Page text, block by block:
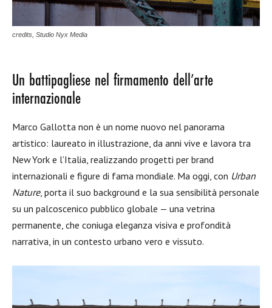
credits, Studio Nyx Media
Un battipagliese nel firmamento dell’arte
internazionale
Marco Gallotta non è un nome nuovo nel panorama
artistico: laureato in illustrazione, da anni vive e lavora tra
New York e l’Italia, realizzando progetti per brand
internazionali e figure di fama mondiale. Ma oggi, con Urban
Nature, porta il suo background e la sua sensibilità personale
su un palcoscenico pubblico globale — una vetrina
permanente, che coniuga eleganza visiva e profondità
narrativa, in un contesto urbano vero e vissuto.